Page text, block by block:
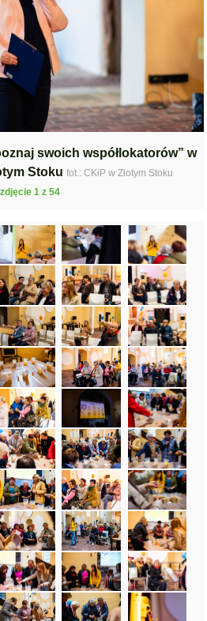
swoich współlokatorów” w
Stoku fot.: CKiP w Złotym Stoku
zdjęcie 1 z 54